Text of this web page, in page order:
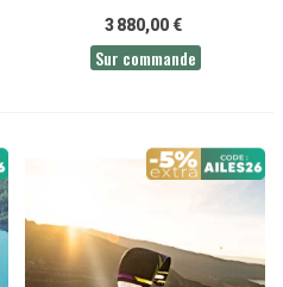
3 880,00 €
Sur commande